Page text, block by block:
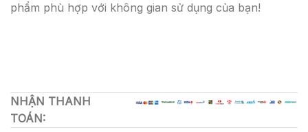
phẩm phù hợp với không gian sử dụng của bạn!
NHẬN THANH
TOÁN: